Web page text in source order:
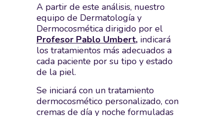
A partir de este análisis, nuestro
equipo de Dermatología y
Dermocosmética dirigido por el
Profesor Pablo Umbert, indicará
los tratamientos más adecuados a
cada paciente por su tipo y estado
de la piel.
Se iniciará con un tratamiento
dermocosmético personalizado, con
cremas de día y noche formuladas